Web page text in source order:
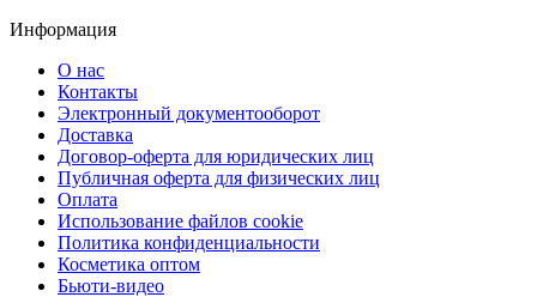
Информация
О нас
Контакты
Электронный документооборот
Доставка
Договор-оферта для юридических лиц
Публичная оферта для физических лиц
Оплата
Использование файлов cookie
Политика конфиденциальности
Косметика оптом
Бьюти-видео